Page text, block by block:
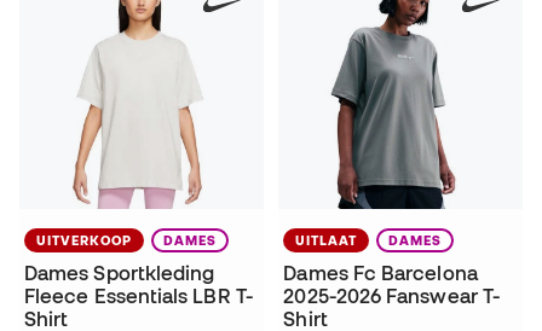
UITVERKOOP DAMES
Dames Sportkleding
Fleece Essentials LBR T-
Shirt
UITLAAT DAMES
Dames Fc Barcelona
2025-2026 Fanswear T-
Shirt